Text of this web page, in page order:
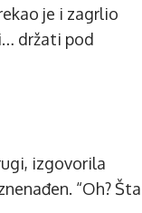
je i zagrlio
držati pod
izgovorila
“Oh? Šta